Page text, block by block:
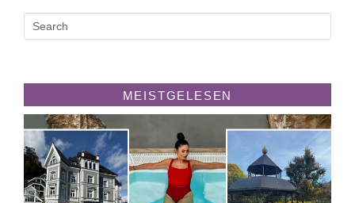
MEISTGELESEN